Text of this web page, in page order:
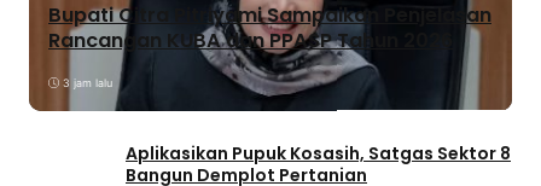
Bupati Citra Pitriyami Sampaikan Penjelasan
Rancangan KUBA dan PPASP Tahun 2026
3 jam lalu
Aplikasikan Pupuk Kosasih, Satgas Sektor 8
Bangun Demplot Pertanian